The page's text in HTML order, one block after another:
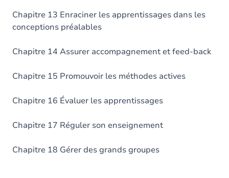
Chapitre 13 Enraciner les apprentissages dans les
conceptions préalables
Chapitre 14 Assurer accompagnement et feed-back
Chapitre 15 Promouvoir les méthodes actives
Chapitre 16 Évaluer les apprentissages
Chapitre 17 Réguler son enseignement
Chapitre 18 Gérer des grands groupes